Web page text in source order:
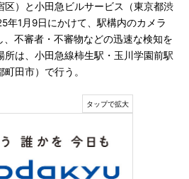
）と小田急ビルサービス（東京都渋
年1月9日にかけて、駅構内のカメラ
不審者・不審物などの迅速な検知を
所は、小田急線柿生駅・玉川学園前駅
町田市）で行う。